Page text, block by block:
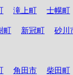
滝上町 士幌町
町 新冠町 砂川
角田市 柴田町